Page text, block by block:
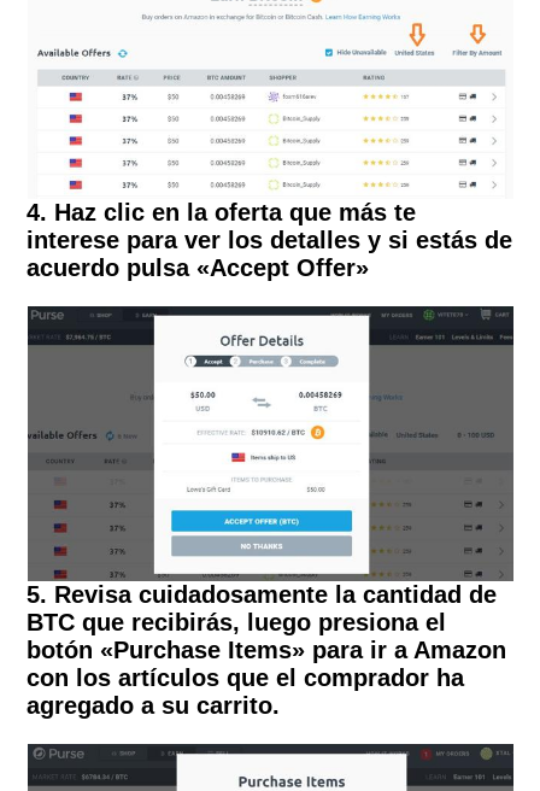
4. Haz clic en la oferta que más te
interese para ver los detalles y si estás de
acuerdo pulsa «Accept Offer»
5. Revisa cuidadosamente la cantidad de
BTC que recibirás, luego presiona el
botón «Purchase Items» para ir a Amazon
con los artículos que el comprador ha
agregado a su carrito.